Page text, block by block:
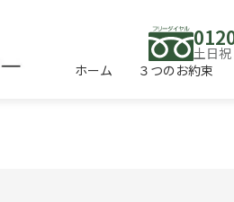
土日
ホーム
３つのお約束